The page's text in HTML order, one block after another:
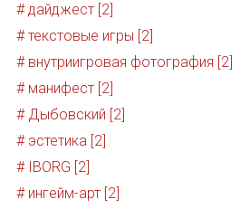
# дайджест [2]
# текстовые игры [2]
# внутриигровая фотография [2]
# манифест [2]
# Дыбовский [2]
# эстетика [2]
# IBORG [2]
# ингейм-арт [2]